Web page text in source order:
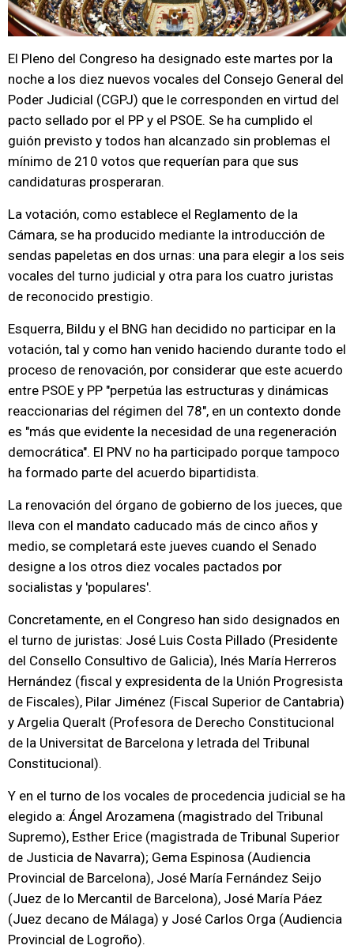
El Pleno del Congreso ha designado este martes por la
noche a los diez nuevos vocales del Consejo General del
Poder Judicial (CGPJ) que le corresponden en virtud del
pacto sellado por el PP y el PSOE. Se ha cumplido el
guión previsto y todos han alcanzado sin problemas el
mínimo de 210 votos que requerían para que sus
candidaturas prosperaran.
La votación, como establece el Reglamento de la
Cámara, se ha producido mediante la introducción de
sendas papeletas en dos urnas: una para elegir a los seis
vocales del turno judicial y otra para los cuatro juristas
de reconocido prestigio.
Esquerra, Bildu y el BNG han decidido no participar en la
votación, tal y como han venido haciendo durante todo el
proceso de renovación, por considerar que este acuerdo
entre PSOE y PP "perpetúa las estructuras y dinámicas
reaccionarias del régimen del 78", en un contexto donde
es "más que evidente la necesidad de una regeneración
democrática". El PNV no ha participado porque tampoco
ha formado parte del acuerdo bipartidista.
La renovación del órgano de gobierno de los jueces, que
lleva con el mandato caducado más de cinco años y
medio, se completará este jueves cuando el Senado
designe a los otros diez vocales pactados por
socialistas y 'populares'.
Concretamente, en el Congreso han sido designados en
el turno de juristas: José Luis Costa Pillado (Presidente
del Consello Consultivo de Galicia), Inés María Herreros
Hernández (fiscal y expresidenta de la Unión Progresista
de Fiscales), Pilar Jiménez (Fiscal Superior de Cantabria)
y Argelia Queralt (Profesora de Derecho Constitucional
de la Universitat de Barcelona y letrada del Tribunal
Constitucional).
Y en el turno de los vocales de procedencia judicial se ha
elegido a: Ángel Arozamena (magistrado del Tribunal
Supremo), Esther Erice (magistrada de Tribunal Superior
de Justicia de Navarra); Gema Espinosa (Audiencia
Provincial de Barcelona), José María Fernández Seijo
(Juez de lo Mercantil de Barcelona), José María Páez
(Juez decano de Málaga) y José Carlos Orga (Audiencia
Provincial de Logroño).